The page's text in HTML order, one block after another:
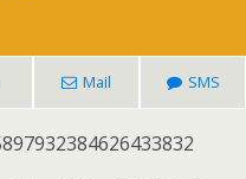
Mail SMS